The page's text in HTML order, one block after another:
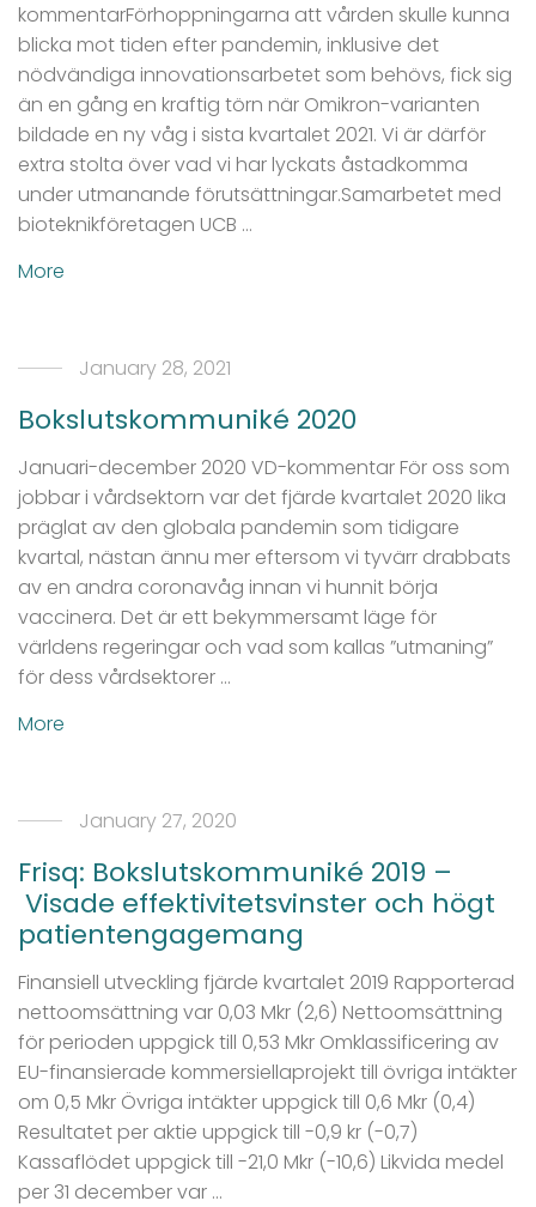
kommentarFörhoppningarna att vården skulle kunna
blicka mot tiden efter pandemin, inklusive det
nödvändiga innovationsarbetet som behövs, fick sig
än en gång en kraftig törn när Omikron-varianten
bildade en ny våg i sista kvartalet 2021. Vi är därför
extra stolta över vad vi har lyckats åstadkomma
under utmanande förutsättningar.Samarbetet med
bioteknikföretagen UCB …
More
January 28, 2021
Bokslutskommuniké 2020
Januari-december 2020 VD-kommentar För oss som
jobbar i vårdsektorn var det fjärde kvartalet 2020 lika
präglat av den globala pandemin som tidigare
kvartal, nästan ännu mer eftersom vi tyvärr drabbats
av en andra coronavåg innan vi hunnit börja
vaccinera. Det är ett bekymmersamt läge för
världens regeringar och vad som kallas ”utmaning”
för dess vårdsektorer …
More
January 27, 2020
Frisq: Bokslutskommuniké 2019 –
Visade effektivitetsvinster och högt
patientengagemang
Finansiell utveckling fjärde kvartalet 2019 Rapporterad
nettoomsättning var 0,03 Mkr (2,6) Nettoomsättning
för perioden uppgick till 0,53 Mkr Omklassificering av
EU-finansierade kommersiellaprojekt till övriga intäkter
om 0,5 Mkr Övriga intäkter uppgick till 0,6 Mkr (0,4)
Resultatet per aktie uppgick till -0,9 kr (-0,7)
Kassaflödet uppgick till -21,0 Mkr (-10,6) Likvida medel
per 31 december var …